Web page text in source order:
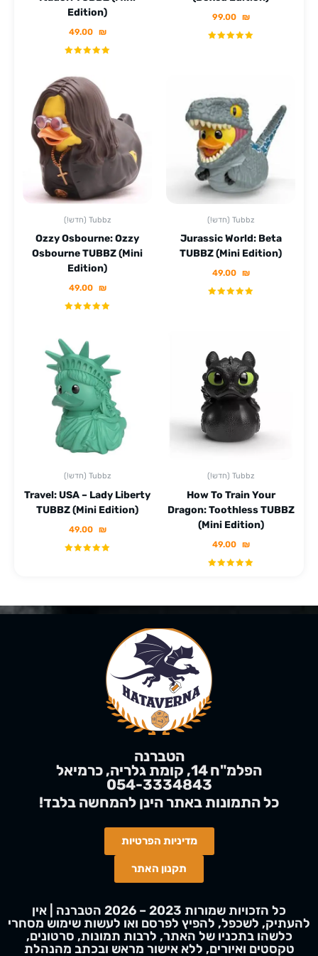
Edition)
49.00 ₪
99.00 ₪
(!חדש) Tubbz
Ozzy Osbourne: Ozzy
Osbourne TUBBZ (Mini
Edition)
49.00 ₪
(!חדש) Tubbz
Jurassic World: Beta
TUBBZ (Mini Edition)
49.00 ₪
(!חדש) Tubbz
Travel: USA – Lady Liberty
TUBBZ (Mini Edition)
49.00 ₪
(!חדש) Tubbz
How To Train Your
Dragon: Toothless TUBBZ
(Mini Edition)
49.00 ₪
הטברנה
הפלמ"ח 14, קומת גלריה, כרמיאל
054-3334843
!כל התמונות באתר הינן להמחשה בלבד
מדיניות הפרטיות
תקנון האתר
כל הזכויות שמורות 2023 – 2026 הטברנה | אין
להעתיק, לשכפל, להפיץ לפרסם ואו לעשות שימוש מסחרי
כלשהו בתכניו של האתר, לרבות תמונות, סרטונים,
טקסטים ואיורים, ללא אישור מראש ובכתב מהנהלת